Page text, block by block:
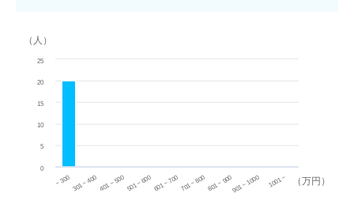
（万円）
（人）
~ 300 301 ~ 400 401 ~ 500501 ~ 600601 ~ 700701 ~ 800801 ~ 900901 ~ 1000 1001 ~
0
5
10
15
20
25